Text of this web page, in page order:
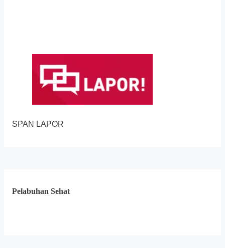
SPAN LAPOR
Pelabuhan Sehat